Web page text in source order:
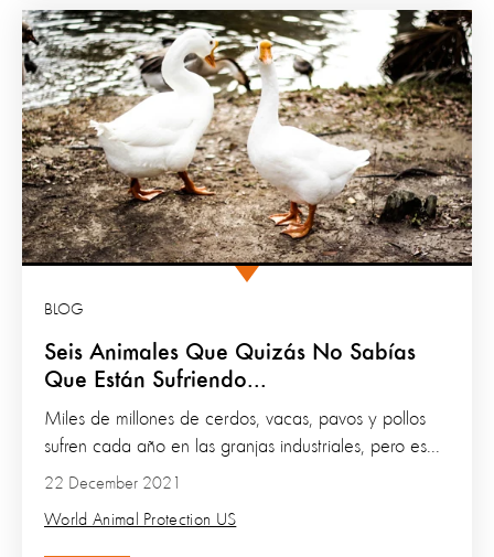
Seis Animales Que Quizás No Sabías
Que Están Sufriendo...
BLOG
22 December 2021
World Animal Protection US
Miles de millones de cerdos, vacas, pavos y pollos
sufren cada año en las granjas industriales, pero es...